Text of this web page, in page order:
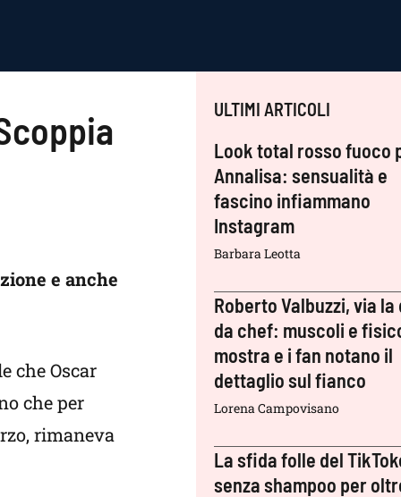
e anche
che Oscar
che per
rimaneva
ULTIMI ARTICOLI
Look total rosso fuoco
Annalisa: sensualità e
fascino infiammano
Instagram
Barbara Leotta
Roberto Valbuzzi, via
da chef: muscoli e
mostra e i fan notano il
dettaglio sul fianco
Lorena Campovisano
La sfida folle del
senza shampoo per